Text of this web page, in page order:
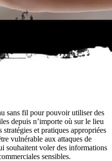
sans fil pour pouvoir utiliser des
depuis n’importe où sur le lieu
et pratiques appropriées
vulnérable aux attaques de
souhaitent voler des informations
sensibles.